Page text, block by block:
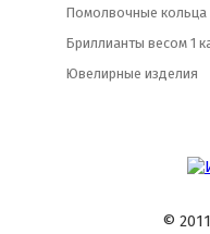
Помолвочные кольца
Бриллианты весом 1
Ювелирные изделия
©